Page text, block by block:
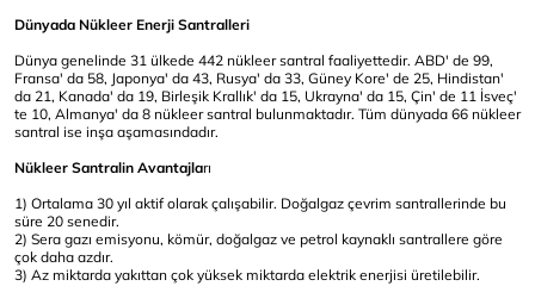
Dünyada Nükleer Enerji Santralleri
Dünya genelinde 31 ülkede 442 nükleer santral faaliyettedir. ABD' de 99,
Fransa' da 58, Japonya' da 43, Rusya' da 33, Güney Kore' de 25, Hindistan'
da 21, Kanada' da 19, Birleşik Krallık' da 15, Ukrayna' da 15, Çin' de 11 İsveç'
te 10, Almanya' da 8 nükleer santral bulunmaktadır. Tüm dünyada 66 nükleer
santral ise inşa aşamasındadır.
Nükleer Santralin Avantajları
1) Ortalama 30 yıl aktif olarak çalışabilir. Doğalgaz çevrim santrallerinde bu
süre 20 senedir.
2) Sera gazı emisyonu, kömür, doğalgaz ve petrol kaynaklı santrallere göre
çok daha azdır.
3) Az miktarda yakıttan çok yüksek miktarda elektrik enerjisi üretilebilir.